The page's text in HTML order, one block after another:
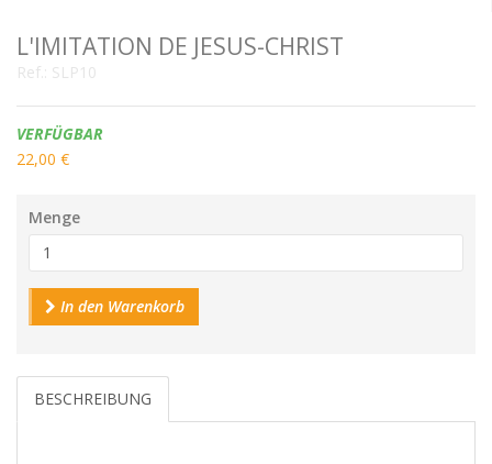
L'IMITATION DE JESUS-CHRIST
Ref.: SLP10
Verfügbarkeit:
VERFÜGBAR
22,00 €
Menge
In den Warenkorb
BESCHREIBUNG